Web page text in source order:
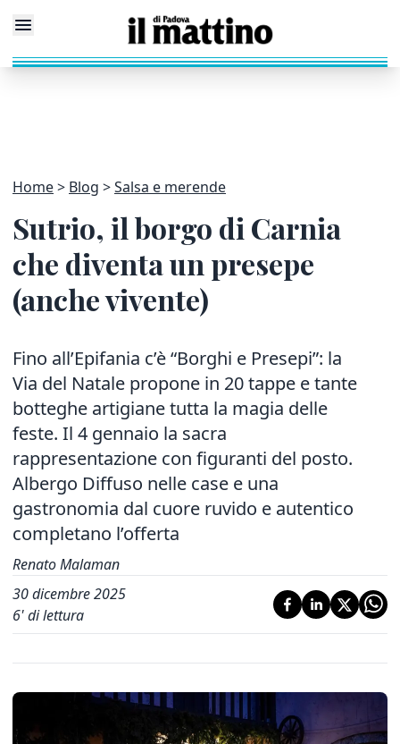
Home Blog Salsa e merende
Sutrio, il borgo di Carnia
che diventa un presepe
(anche vivente)
Fino all’Epifania c’è “Borghi e Presepi”: la
Via del Natale propone in 20 tappe e tante
botteghe artigiane tutta la magia delle
feste. Il 4 gennaio la sacra
rappresentazione con figuranti del posto.
Albergo Diffuso nelle case e una
gastronomia dal cuore ruvido e autentico
completano l’offerta
Renato Malaman
30 dicembre 2025
6' di lettura